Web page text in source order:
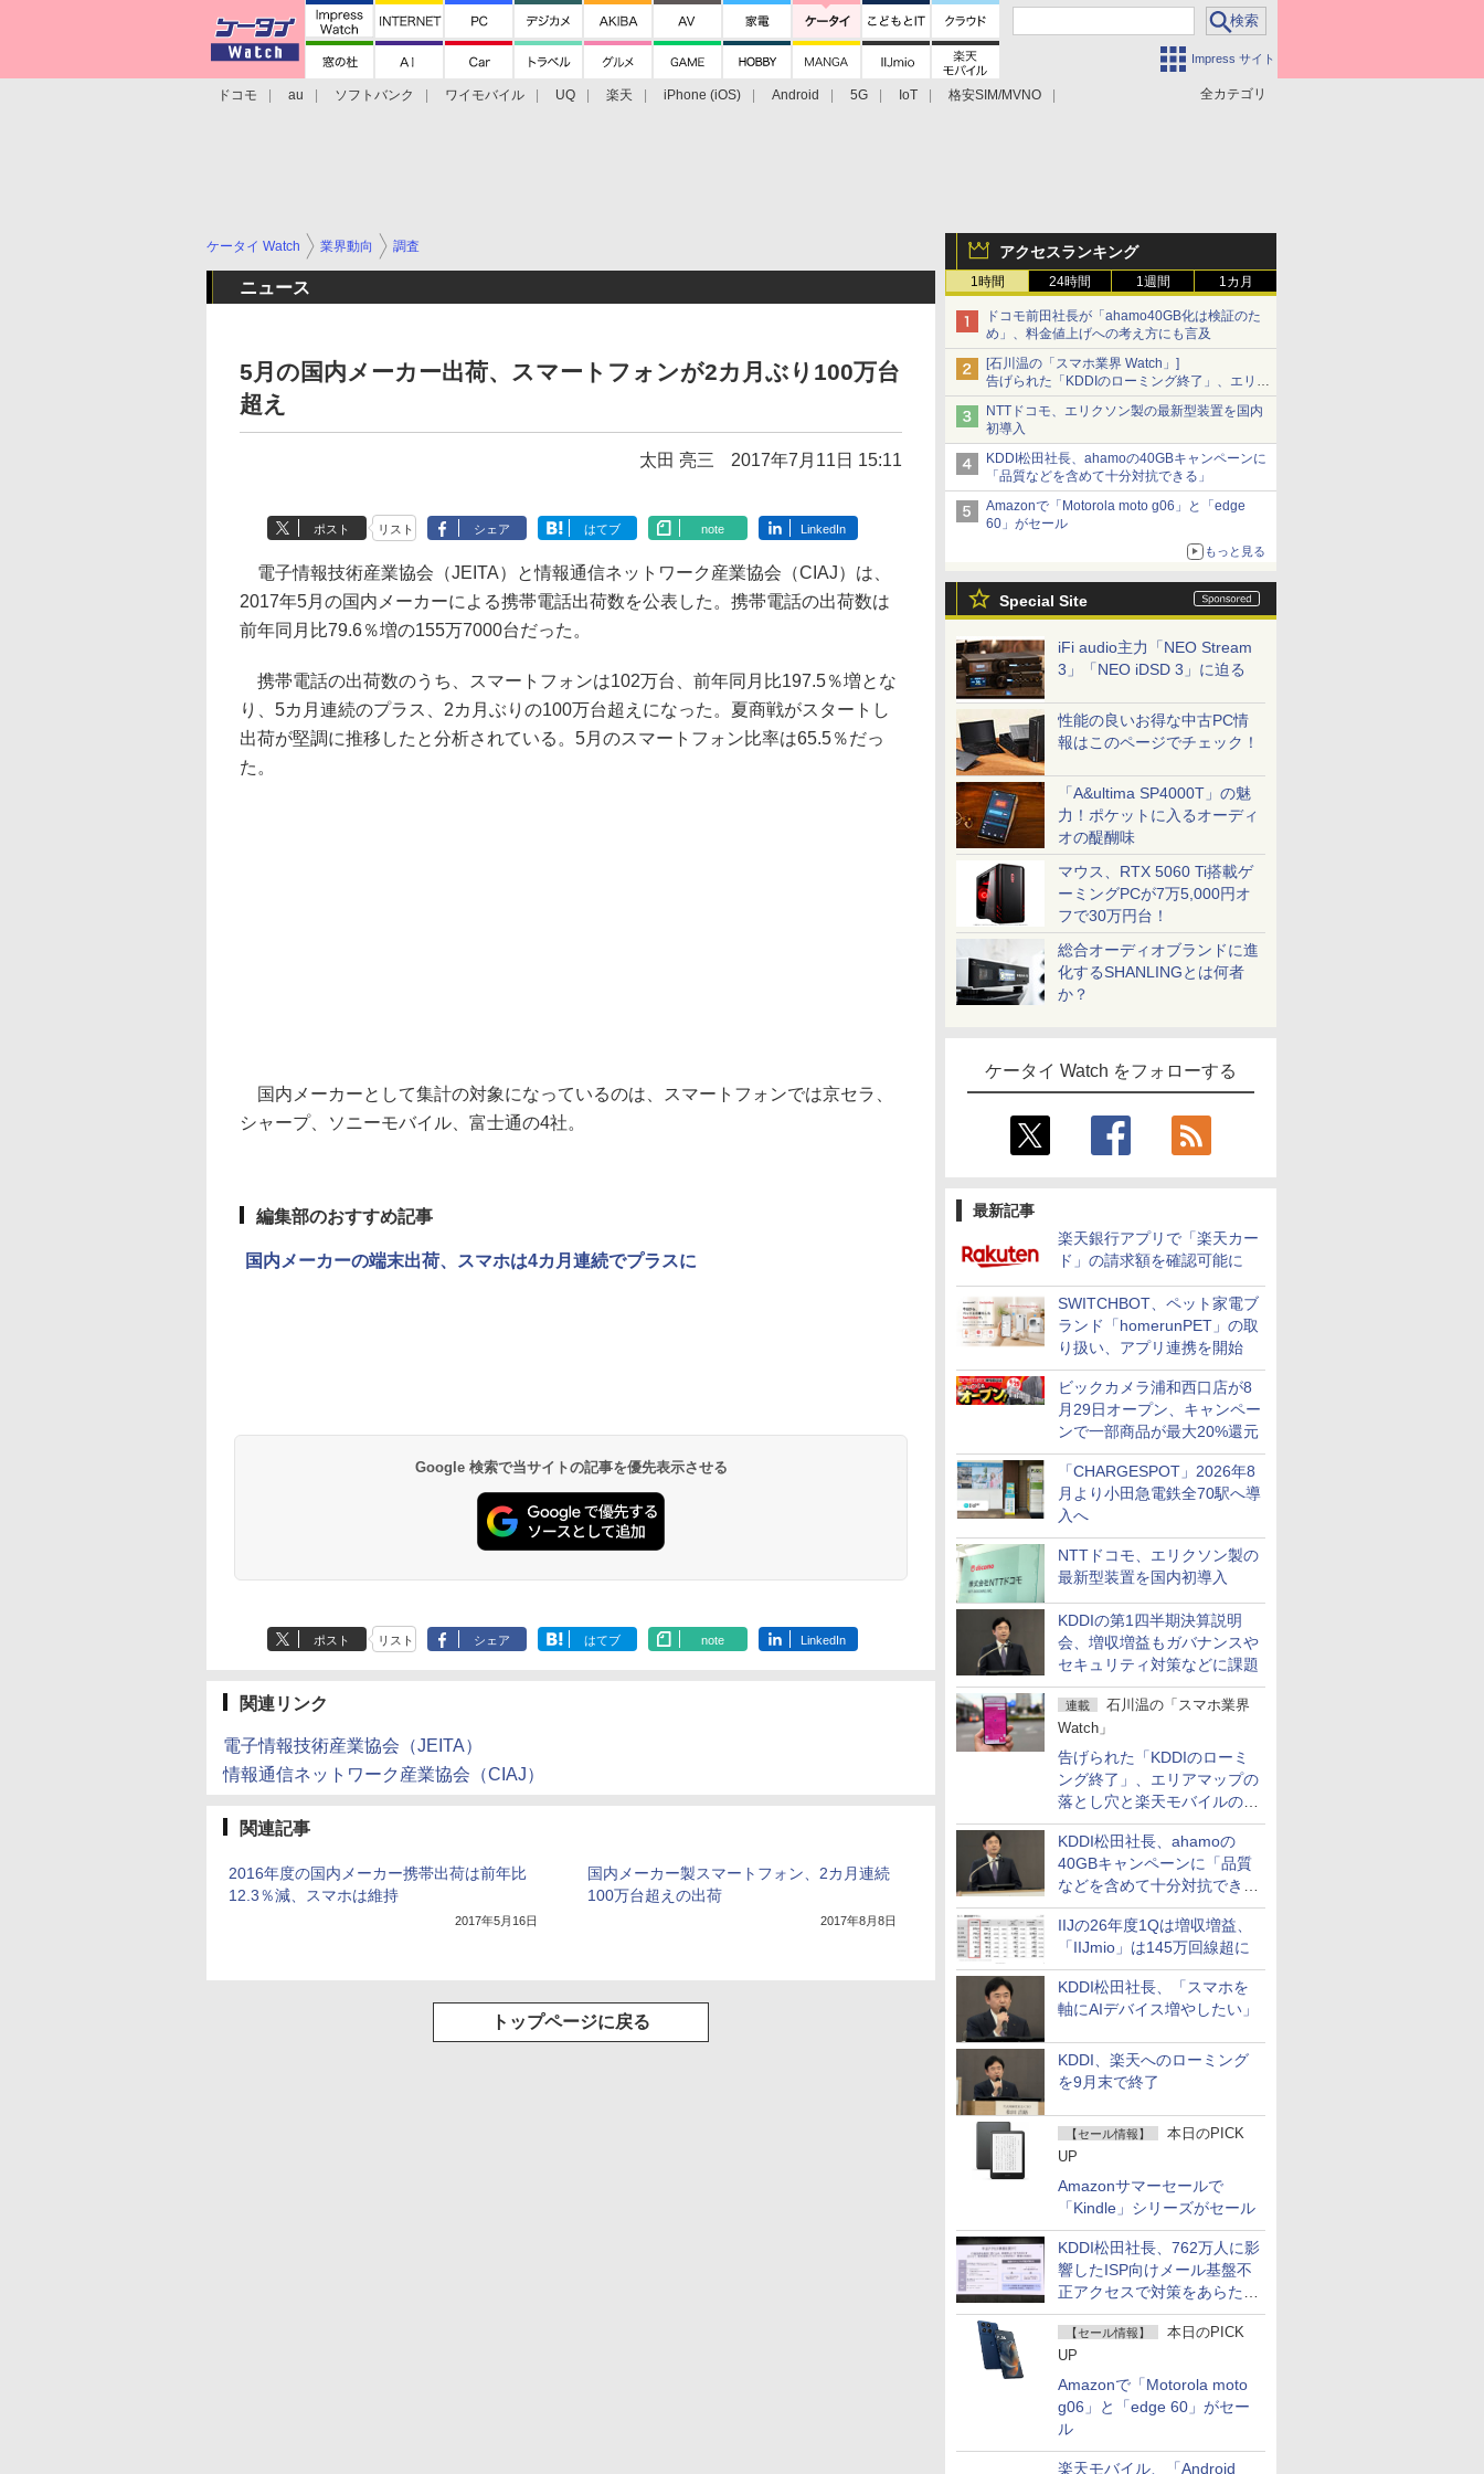
Impress サイト
全カテゴリ
ドコモ au ソフトバンク ワイモバイル UQ 楽天 iPhone (iOS) Android 5G IoT
格安SIM/MVNO
アクセスランキング
1時間 24時間 1週間 1カ月
ドコモ前田社長が「ahamo40GB化は検証のた
め」、料金値上げへの考え方にも言及
[石川温の「スマホ業界 Watch」]
告げられた「KDDIのローミング終了」、エリア
マップの落とし穴と楽天モバイルの課題
NTTドコモ、エリクソン製の最新型装置を国内
初導入
KDDI松田社長、ahamoの40GBキャンペーンに
「品質などを含めて十分対抗できる」
Amazonで「Motorola moto g06」と「edge
60」がセール
もっと見る
Special Site
iFi audio主力「NEO Stream
3」「NEO iDSD 3」に迫る
性能の良いお得な中古PC情
報はこのページでチェック！
「A&ultima SP4000T」の魅
力！ポケットに入るオーディ
オの醍醐味
マウス、RTX 5060 Ti搭載ゲ
ーミングPCが7万5,000円オ
フで30万円台！
総合オーディオブランドに進
化するSHANLINGとは何者
か？
ケータイ Watch をフォローする
最新記事
楽天銀行アプリで「楽天カー
ド」の請求額を確認可能に
SWITCHBOT、ペット家電ブ
ランド「homerunPET」の取
り扱い、アプリ連携を開始
ビックカメラ浦和西口店が8
月29日オープン、キャンペー
ンで一部商品が最大20%還元
「CHARGESPOT」2026年8
月より小田急電鉄全70駅へ導
入へ
NTTドコモ、エリクソン製の
最新型装置を国内初導入
KDDIの第1四半期決算説明
会、増収増益もガバナンスや
セキュリティ対策などに課題
連載
石川温の「スマホ業界
Watch」
告げられた「KDDIのローミ
ング終了」、エリアマップの
落とし穴と楽天モバイルの課
題
KDDI松田社長、ahamoの
40GBキャンペーンに「品質
などを含めて十分対抗でき
る」
IIJの26年度1Qは増収増益、
「IIJmio」は145万回線超に
KDDI松田社長、「スマホを
軸にAIデバイス増やしたい」
KDDI、楽天へのローミング
を9月末で終了
【セール情報】
本日のPICK
UP
Amazonサマーセールで
「Kindle」シリーズがセール
KDDI松田社長、762万人に影
響したISP向けメール基盤不
正アクセスで対策をあらため
て説明
【セール情報】
本日のPICK
UP
Amazonで「Motorola moto
g06」と「edge 60」がセー
ル
楽天モバイル、「Android
ケータイ Watch 業界動向 調査
ニュース
5月の国内メーカー出荷、スマートフォンが2カ月ぶり100万台
超え
太田 亮三 2017年7月11日 15:11
ポスト リスト シェア はてブ note LinkedIn
電子情報技術産業協会（JEITA）と情報通信ネットワーク産業協会（CIAJ）は、
2017年5月の国内メーカーによる携帯電話出荷数を公表した。携帯電話の出荷数は
前年同月比79.6％増の155万7000台だった。
携帯電話の出荷数のうち、スマートフォンは102万台、前年同月比197.5％増とな
り、5カ月連続のプラス、2カ月ぶりの100万台超えになった。夏商戦がスタートし
出荷が堅調に推移したと分析されている。5月のスマートフォン比率は65.5％だっ
た。
国内メーカーとして集計の対象になっているのは、スマートフォンでは京セラ、
シャープ、ソニーモバイル、富士通の4社。
編集部のおすすめ記事
国内メーカーの端末出荷、スマホは4カ月連続でプラスに
Google 検索で当サイトの記事を優先表示させる
ポスト リスト シェア はてブ note LinkedIn
関連リンク
電子情報技術産業協会（JEITA）
情報通信ネットワーク産業協会（CIAJ）
関連記事
2016年度の国内メーカー携帯出荷は前年比
12.3％減、スマホは維持
2017年5月16日
国内メーカー製スマートフォン、2カ月連続
100万台超えの出荷
2017年8月8日
トップページに戻る